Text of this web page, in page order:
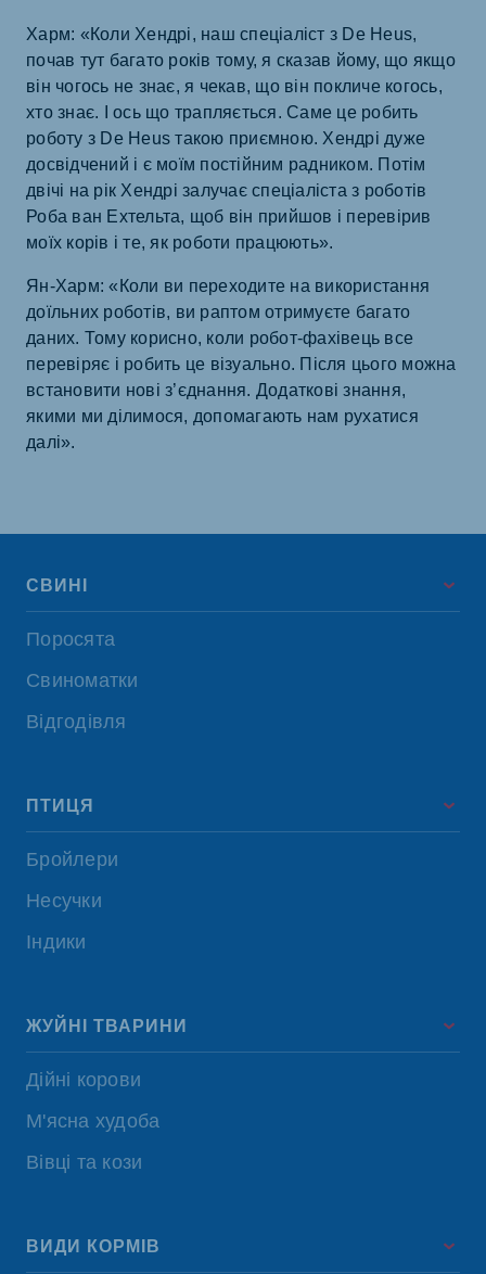
Харм: «Коли Хендрі, наш спеціаліст з De Heus,
почав тут багато років тому, я сказав йому, що якщо
він чогось не знає, я чекав, що він покличе когось,
хто знає. І ось що трапляється. Саме це робить
роботу з De Heus такою приємною. Хендрі дуже
досвідчений і є моїм постійним радником. Потім
двічі на рік Хендрі залучає спеціаліста з роботів
Роба ван Ехтельта, щоб він прийшов і перевірив
моїх корів і те, як роботи працюють».
Ян-Харм: «Коли ви переходите на використання
доїльних роботів, ви раптом отримуєте багато
даних. Тому корисно, коли робот-фахівець все
перевіряє і робить це візуально. Після цього можна
встановити нові з’єднання. Додаткові знання,
якими ми ділимося, допомагають нам рухатися
далі».
СВИНІ
Поросята
Свиноматки
Відгодівля
ПТИЦЯ
Бройлери
Несучки
Індики
ЖУЙНІ ТВАРИНИ
Дійні корови
М'ясна худоба
Вівці та кози
ВИДИ КОРМІВ